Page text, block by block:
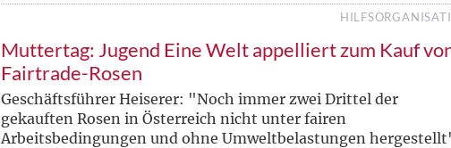
Muttertag: Jugend Eine Welt appelliert zum Kauf
Fairtrade-Rosen
Geschäftsführer Heiserer: "Noch immer zwei Drittel der
gekauften Rosen in Österreich nicht unter fairen
Arbeitsbedingungen und ohne Umweltbelastungen